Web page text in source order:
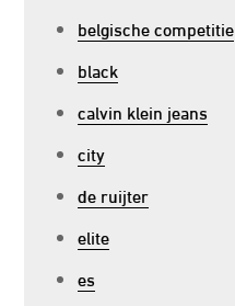
belgische competitie
black
calvin klein jeans
city
de ruijter
elite
es